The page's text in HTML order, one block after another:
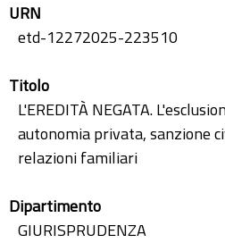
URN
etd-12272025-223510
Titolo
L'EREDITÀ NEGATA.
autonomia privata, sanzione
relazioni familiari
Dipartimento
GIURISPRUDENZA